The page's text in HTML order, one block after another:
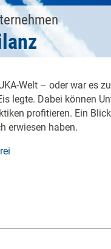
Welt – oder war es
legte. Dabei können
profitieren. Ein
erwiesen haben.